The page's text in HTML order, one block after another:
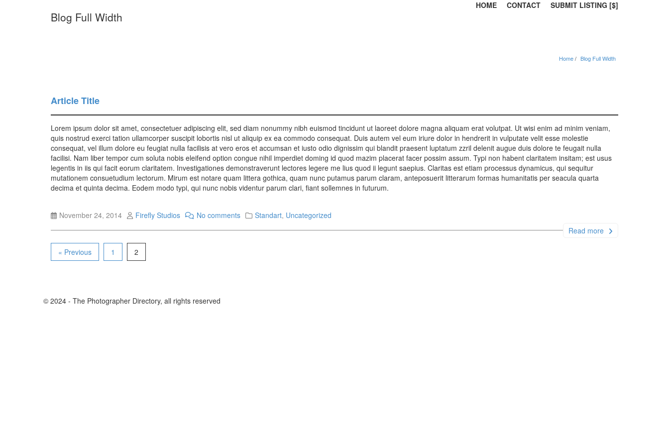
HOME CONTACT SUBMIT LISTING [$]
Blog Full Width
Home Blog Full Width
Article Title
Lorem ipsum dolor sit amet, consectetuer adipiscing elit, sed diam nonummy nibh euismod tincidunt ut laoreet dolore magna aliquam erat volutpat. Ut wisi enim ad minim veniam,
quis nostrud exerci tation ullamcorper suscipit lobortis nisl ut aliquip ex ea commodo consequat. Duis autem vel eum iriure dolor in hendrerit in vulputate velit esse molestie
consequat, vel illum dolore eu feugiat nulla facilisis at vero eros et accumsan et iusto odio dignissim qui blandit praesent luptatum zzril delenit augue duis dolore te feugait nulla
facilisi. Nam liber tempor cum soluta nobis eleifend option congue nihil imperdiet doming id quod mazim placerat facer possim assum. Typi non habent claritatem insitam; est usus
legentis in iis qui facit eorum claritatem. Investigationes demonstraverunt lectores legere me lius quod ii legunt saepius. Claritas est etiam processus dynamicus, qui sequitur
mutationem consuetudium lectorum. Mirum est notare quam littera gothica, quam nunc putamus parum claram, anteposuerit litterarum formas humanitatis per seacula quarta
decima et quinta decima. Eodem modo typi, qui nunc nobis videntur parum clari, fiant sollemnes in futurum.
November 24, 2014 Firefly Studios No comments Standart, Uncategorized
Read more
« Previous 1 2
© 2024 - The Photographer Directory, all rights reserved